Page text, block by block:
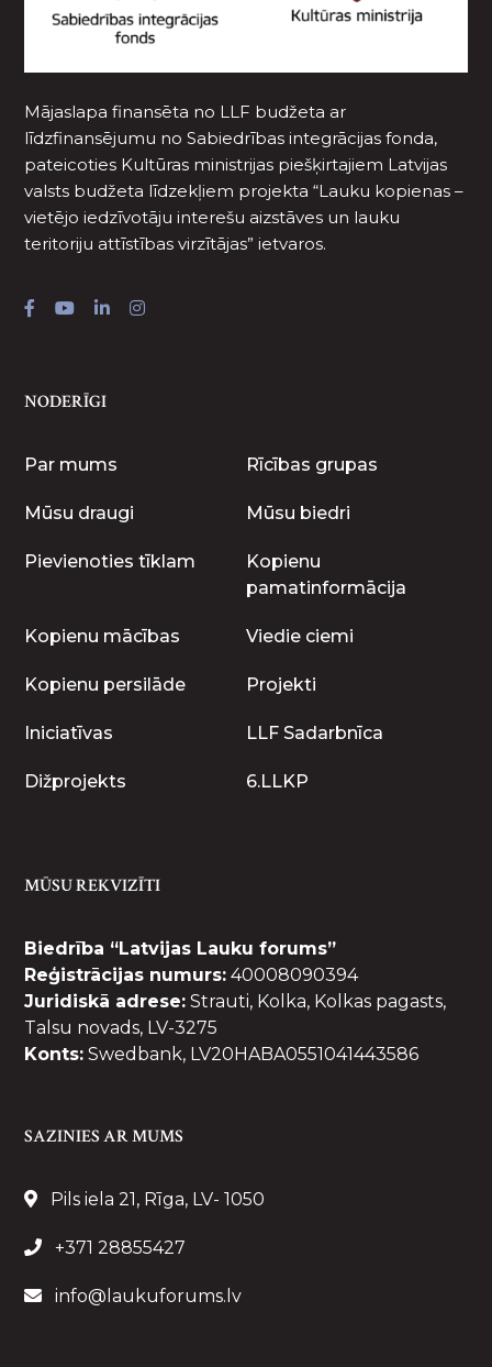
Mājaslapa finansēta no LLF budžeta ar
līdzfinansējumu no Sabiedrības integrācijas fonda,
pateicoties Kultūras ministrijas piešķirtajiem Latvijas
valsts budžeta līdzekļiem projekta “Lauku kopienas –
vietējo iedzīvotāju interešu aizstāves un lauku
teritoriju attīstības virzītājas” ietvaros.
NODERĪGI
Par mums Rīcības grupas
Mūsu draugi Mūsu biedri
Pievienoties tīklam
Kopienu
pamatinformācija
Kopienu mācības Viedie ciemi
Kopienu persilāde Projekti
Iniciatīvas LLF Sadarbnīca
Dižprojekts 6.LLKP
MŪSU REKVIZĪTI
Biedrība “Latvijas Lauku forums”
Reģistrācijas numurs: 40008090394
Juridiskā adrese: Strauti, Kolka, Kolkas pagasts,
Talsu novads, LV-3275
Konts: Swedbank, LV20HABA0551041443586
SAZINIES AR MUMS
Pils iela 21, Rīga, LV- 1050
+371 28855427
info@laukuforums.lv